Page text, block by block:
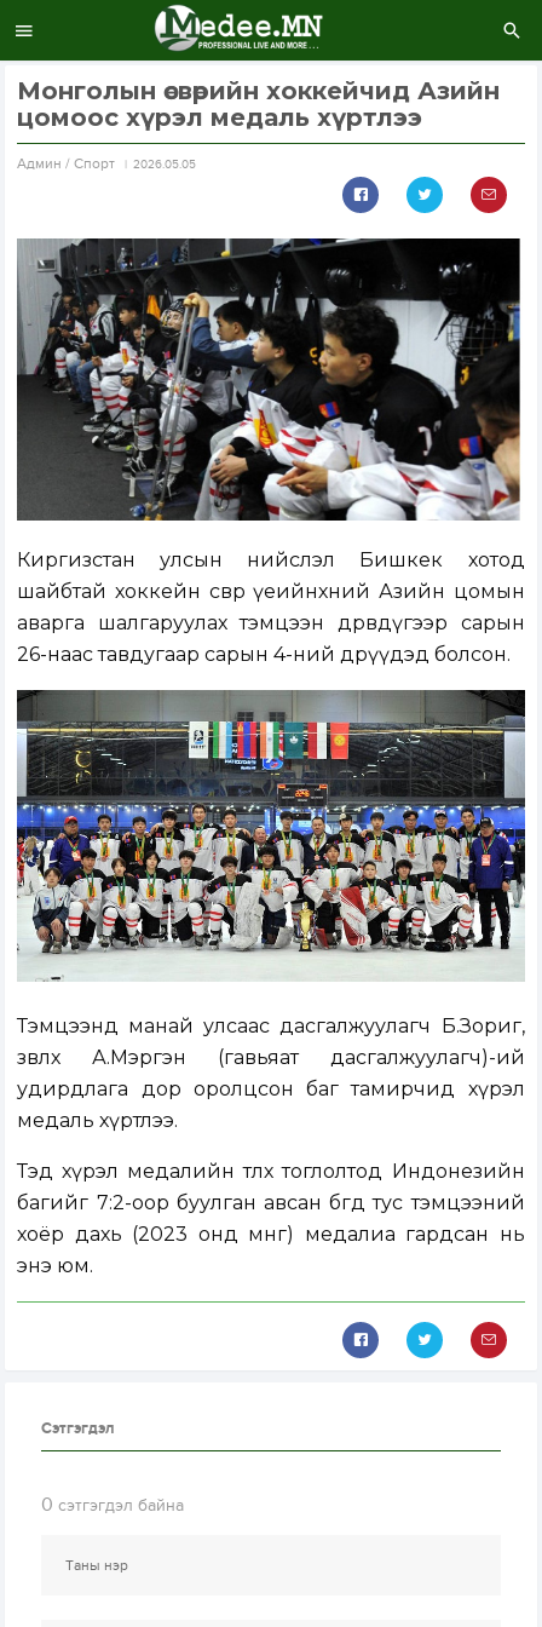
Монголын өсвөрийн хоккейчид Азийн
цомоос хүрэл медаль хүртлээ
Aдмин / Спорт 2026.05.05
Киргизстан улсын нийслэл Бишкек хотод
шайбтай хоккейн өсвөр үеийнхний Азийн цомын
аварга шалгаруулах тэмцээн дөрөвдүгээр сарын
26-наас тавдугаар сарын 4-ний өдрүүдэд болсон.
Тэмцээнд манай улсаас дасгалжуулагч Б.Зориг,
зөвлөх А.Мэргэн (гавьяат дасгалжуулагч)-ий
удирдлага дор оролцсон баг тамирчид хүрэл
медаль хүртлээ.
Тэд хүрэл медалийн төлөөх тоглолтод Индонезийн
багийг 7:2-оор буулган авсан бөгөөд тус тэмцээний
хоёр дахь (2023 онд мөнгө) медалиа гардсан нь
энэ юм.
Сэтгэгдэл
0 сэтгэгдэл байна